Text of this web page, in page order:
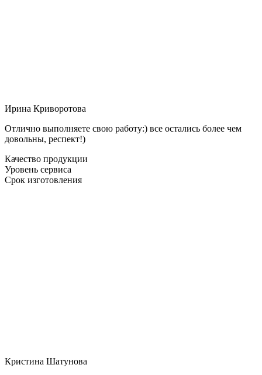
Ирина Криворотова
Отлично выполняете свою работу:) все остались более чем
довольны, респект!)
Качество продукции
Уровень сервиса
Срок изготовления
Кристина Шатунова